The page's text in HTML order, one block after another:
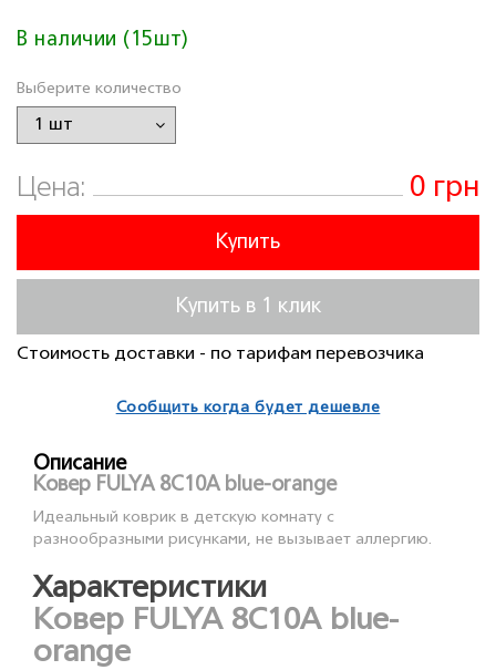
В наличии (15шт)
Выберите количество
Цена: 0 грн
Купить
Купить в 1 клик
Стоимость доставки - по тарифам перевозчика
Сообщить когда будет дешевле
Описание
Ковер FULYA 8C10A blue-orange
Идеальный коврик в детскую комнату с
разнообразными рисунками, не вызывает аллергию.
Характеристики
Ковер FULYA 8C10A blue-
orange